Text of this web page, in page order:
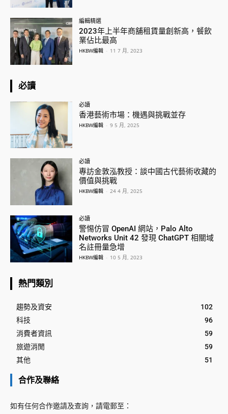
編輯精選
2023年上半年商舖租賃量創新高，餐飲
業佔比最高
HKBW編輯 - 11 7 月, 2023
必讀
必讀
香港藝術市場：機遇與挑戰並存
HKBW編輯 - 9 5 月, 2025
必讀
專訪金敦泓教授：談中國古代藝術收藏的
價值與挑戰
HKBW編輯 - 24 4 月, 2025
必讀
警惕仿冒 OpenAI 網站，Palo Alto
Networks Unit 42 發現 ChatGPT 相關域
名註冊量急增
HKBW編輯 - 10 5 月, 2023
熱門類別
趨勢及資安
102
科技
96
消費者資訊
59
旅遊消閒
59
其他
51
合作及聯絡
如有任何合作邀請及查詢，請電郵至：